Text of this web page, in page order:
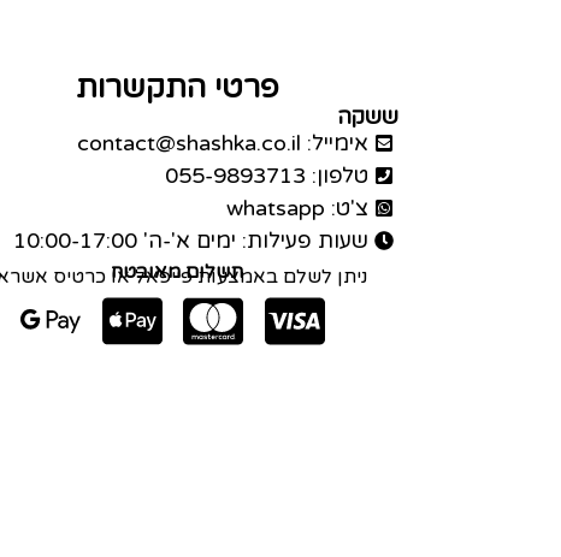
פרטי התקשרות
ששקה
אימייל: contact@shashka.co.il
טלפון: 055-9893713
צ'ט: whatsapp
שעות פעילות: ימים א'-ה' 10:00-17:00
תשלום מאובטח
ניתן לשלם באמצעות פייפאל או כרטיס